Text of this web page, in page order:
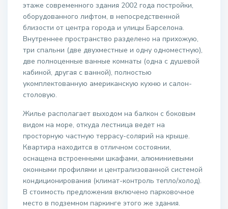
этаже современного здания 2002 года постройки,
оборудованного лифтом, в непосредственной
близости от центра города и улицы Барселона.
Внутреннее пространство разделено на прихожую,
три спальни (две двухместные и одну одноместную),
две полноценные ванные комнаты (одна с душевой
кабиной, другая с ванной), полностью
укомплектованную американскую кухню и салон-
столовую.
Жилье располагает выходом на балкон с боковым
видом на море, откуда лестница ведет на
просторную частную террасу-солярий на крыше.
Квартира находится в отличном состоянии,
оснащена встроенными шкафами, алюминиевыми
оконными профилями и централизованной системой
кондиционирования (климат-контроль тепло/холод).
В стоимость предложения включено парковочное
место в подземном паркинге этого же здания.